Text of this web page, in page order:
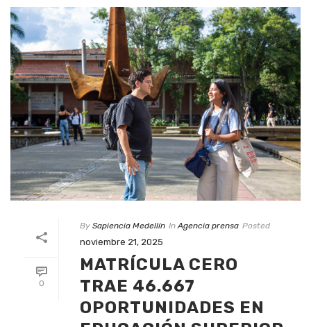
0
By Sapiencia Medellín In Agencia prensa Posted
noviembre 21, 2025
MATRÍCULA CERO
TRAE 46.667
OPORTUNIDADES EN